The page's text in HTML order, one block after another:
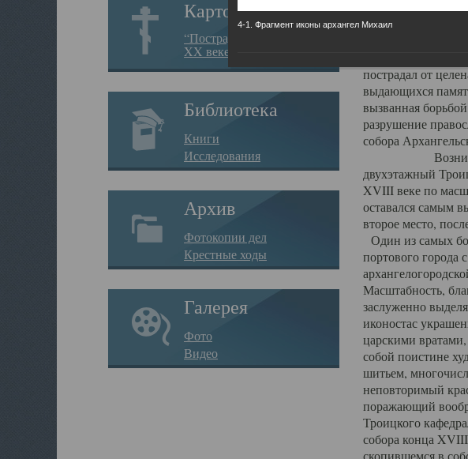
Картотека
“Пострадавшие за веру в
XX веке на Севере”
Библиотека
Книги
Исследования
Архив
Фотокопии дел
Крестные ходы
Галерея
Фото
Видео
Свято-Троицкий
Сегодня мы
пострадал от
выдающихся
вызванная
разрушение
собора
Возникнув в
двухэтажный
XVIII веке по
оставался самым
второе место,
Один из самых
портового
Масштабность,
заслуженно
иконостас
царскими
собой поистине
шитьем,
неповторимый
поражающий
Троицкого
собора конца
скопившемся в
4-1. Фрагмент иконы архангел Михаил